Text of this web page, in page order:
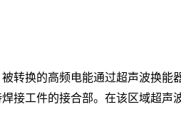
换的高频电能通过超声波换能
接工件的接合部。在该区域超